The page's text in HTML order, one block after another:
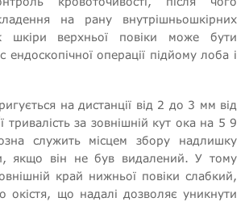
на рану внутрішньошкірних
шкіри верхньої повіки може бути
ендоскопічної операції підйому лоба і
на дистанції від 2 до 3 мм від
тривалість за зовнішній кут ока на 5 9
служить місцем збору надлишку
якщо він не був видалений. У тому
край нижньої повіки слабкий,
окістя, що надалі дозволяє уникнути